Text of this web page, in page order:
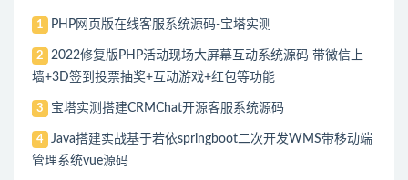
1 PHP网页版在线客服系统源码-宝塔实测
2
2022修复版PHP活动现场大屏幕互动系统源码 带微信上
墙+3D签到投票抽奖+互动游戏+红包等功能
3 宝塔实测搭建CRMChat开源客服系统源码
4
Java搭建实战基于若依springboot二次开发WMS带移动端
管理系统vue源码